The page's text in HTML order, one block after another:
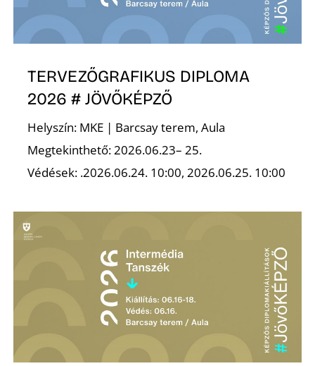
TERVEZŐGRAFIKUS DIPLOMA
2026 # JÖVŐKÉPZŐ
Helyszín: MKE | Barcsay terem, Aula
Megtekinthető: 2026.06.23– 25.
Védések: .2026.06.24. 10:00, 2026.06.25. 10:00